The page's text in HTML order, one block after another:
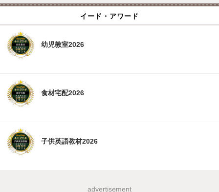
イード・アワード
幼児教室2026
食材宅配2026
子供英語教材2026
advertisement